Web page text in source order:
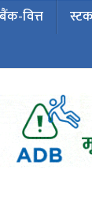
बैंक-वित्त